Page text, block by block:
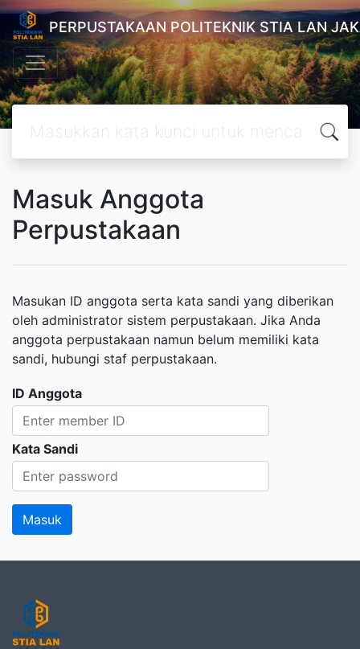
PERPUSTAKAAN POLITEKNIK STIA LAN
Masuk Anggota
Perpustakaan
Masukan ID anggota serta kata sandi yang diberikan
oleh administrator sistem perpustakaan. Jika Anda
anggota perpustakaan namun belum memiliki kata
sandi, hubungi staf perpustakaan.
ID Anggota
Kata Sandi